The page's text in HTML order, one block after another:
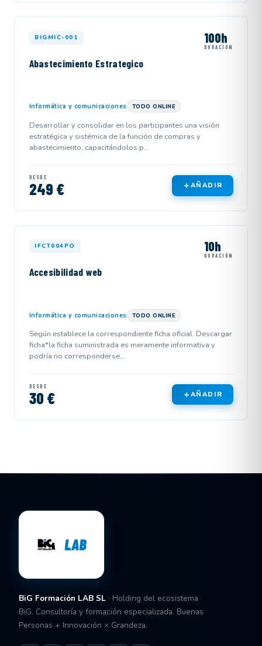
BIGMIC-001 100h
DURACIÓN
Abastecimiento Estrategico
Informática y comunicaciones TODO ONLINE
Desarrollar y consolidar en los participantes una visión
estratégica y sistémica de la función de compras y
abastecimiento, capacitándolos p...
DESDE
249 € AÑADIR
IFCT004PO 10h
DURACIÓN
Accesibilidad web
Informática y comunicaciones TODO ONLINE
Según establece la correspondiente ficha oficial. Descargar
ficha*la ficha suministrada es meramente informativa y
podría no corresponderse...
DESDE
30 € AÑADIR
BiG Formación LAB SL · Holding del ecosistema
BiG. Consultoría y formación especializada. Buenas
Personas + Innovación × Grandeza.